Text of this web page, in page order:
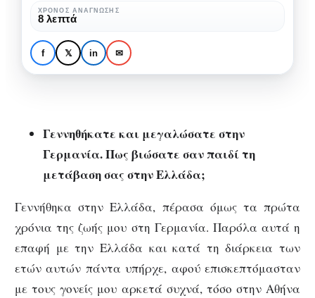
Κλαίρη Θεοδώρου: “Η ζωή
όλων θα μπορούσε να ήταν
καλύτερη, αν
συνειδητοποιούσαμε πόσο
σημαντική είναι η αγάπη.”
όλων
μπορούσε
να
συνειδητοποιούσαμε
πόσο
σημαντική
είναι
η
αγάπη.”
ΧΡΌΝΟΣ ΑΝΆΓΝΩΣΗΣ
8 λεπτά
f 𝕏 in ✉
Γεννηθήκατε και μεγαλώσατε στην
Γερμανία. Πως βιώσατε σαν παιδί τη
μετάβαση σας στην Ελλάδα;
Γεννήθηκα στην Ελλάδα, πέρασα όμως τα πρώτα
χρόνια της ζωής μου στη Γερμανία. Παρόλα αυτά η
επαφή με την Ελλάδα και κατά τη διάρκεια των
ετών αυτών πάντα υπήρχε, αφού επισκεπτόμασταν
με τους γονείς μου αρκετά συχνά, τόσο στην Αθήνα